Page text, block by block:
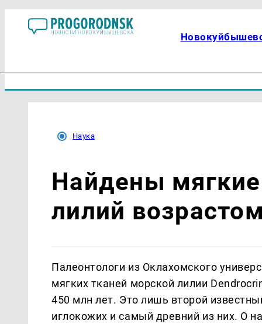
Наука
Найдены
лилий
Палеонтологи из Оклахомского
мягких тканей морской лилии
450 млн лет. Это лишь второй
иглокожих и самый древний из них. О